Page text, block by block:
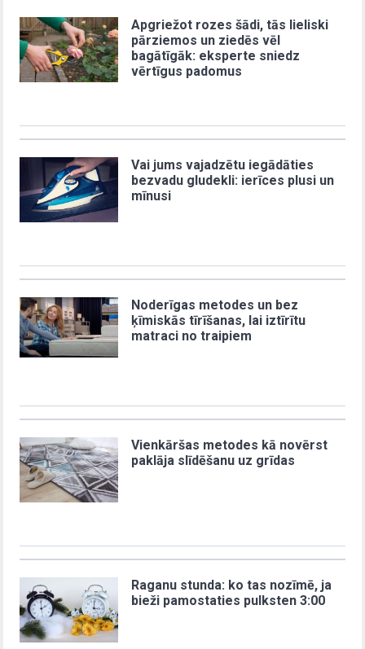
Apgriežot rozes šādi, tās lieliski
pārziemos un ziedēs vēl
bagātīgāk: eksperte sniedz
vērtīgus padomus
Vai jums vajadzētu iegādāties
bezvadu gludekli: ierīces plusi un
mīnusi
Noderīgas metodes un bez
ķīmiskās tīrīšanas, lai iztīrītu
matraci no traipiem
Vienkāršas metodes kā novērst
paklāja slīdēšanu uz grīdas
Raganu stunda: ko tas nozīmē, ja
bieži pamostaties pulksten 3:00